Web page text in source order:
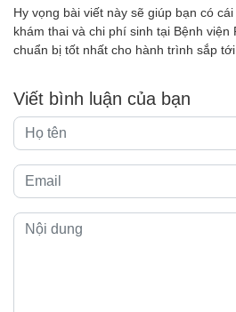
Hy vọng bài viết này sẽ giúp bạn có
khám thai và chi phí sinh tại Bệnh
chuẩn bị tốt nhất cho hành trình sắp tới
Viết bình luận của bạn